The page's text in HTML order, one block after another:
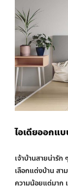
ไอเดียออกแ
เจ้าบ้านสายน่ารัก
เลือกแต่งบ้าน สา
ความน้อยแต่มาก